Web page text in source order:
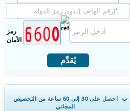
رمز
الأمان
يُقدِّم
احصل على 30 إلى 60 ساعة من التخصيص
المجاني